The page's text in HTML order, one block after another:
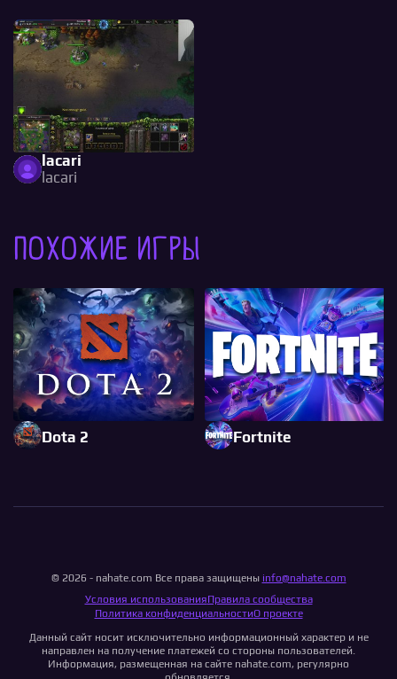
lacari
lacari
Похожие игры
Dota 2 Fortnite
© 2026 - nahate.com Все права защищены info@nahate.com
Условия использованияПравила сообщества
Политика конфиденциальностиО проекте
Данный сайт носит исключительно информационный характер и не
направлен на получение платежей со стороны пользователей.
Информация, размещенная на сайте nahate.com, регулярно